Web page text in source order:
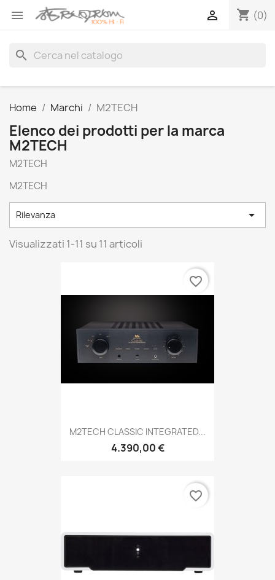
 shopping_cart (0)

search
Home Marchi M2TECH
Elenco dei prodotti per la marca
M2TECH
M2TECH
M2TECH
Rilevanza 
Visualizzati 1-11 su 11 articoli
M2TECH CLASSIC INTEGRATED...
4.390,00 €
favorite_border
favorite_border